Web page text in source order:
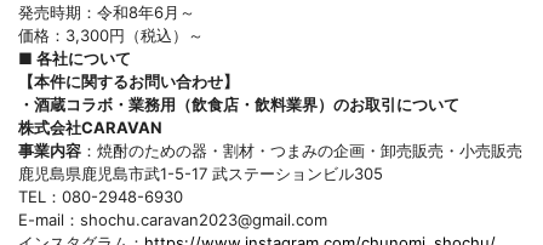
発売時期：令和8年6月～
価格：3,300円（税込）～
■ 各社について
【本件に関するお問い合わせ】
・酒蔵コラボ・業務用（飲食店・飲料業界）のお取引について
株式会社CARAVAN
事業内容 ：焼酎のための器・割材・つまみの企画・卸売販売・小売販売
鹿児島県鹿児島市武1-5-17 武ステーションビル305
TEL：080-2948-6930
E-mail：shochu.caravan2023@gmail.com